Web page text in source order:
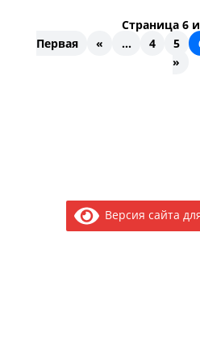
Страница 6
Первая
« ... 4 5
»
Версия сайта